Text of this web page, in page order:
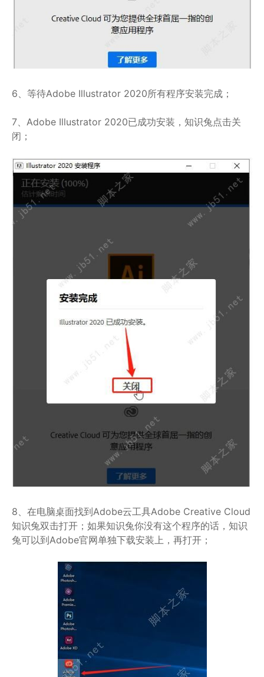
6、等待Adobe Illustrator 2020所有程序安装完成；
7、Adobe Illustrator 2020已成功安装，知识兔点击关
闭；
8、在电脑桌面找到Adobe云工具Adobe Creative Cloud
知识兔双击打开；如果知识兔你没有这个程序的话，知识
兔可以到Adobe官网单独下载安装上，再打开；